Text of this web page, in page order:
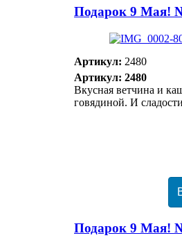
Подарок 9 Мая!
Артикул: 2480
Артикул: 2480
Вкусная ветчина и
говядиной. И
Подарок 9 Мая!